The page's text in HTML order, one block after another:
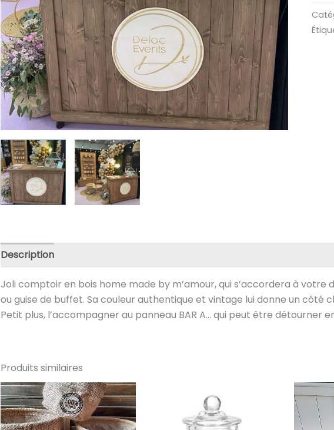
Description
Joli comptoir en bois home made by m’amour, qui s’accordera à
ou guise de buffet. Sa couleur authentique et vintage lui donne un côté
Petit plus, l’accompagner au panneau BAR A… qui peut être détourner
Produits similaires